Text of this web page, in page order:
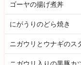
ゴーヤの揚げ煮丼
にがうりのどら焼き
ニガウリとウナギのス